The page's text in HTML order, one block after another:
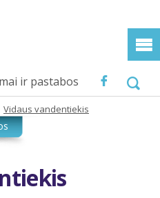
ir pastabos
Vidaus vandentiekis